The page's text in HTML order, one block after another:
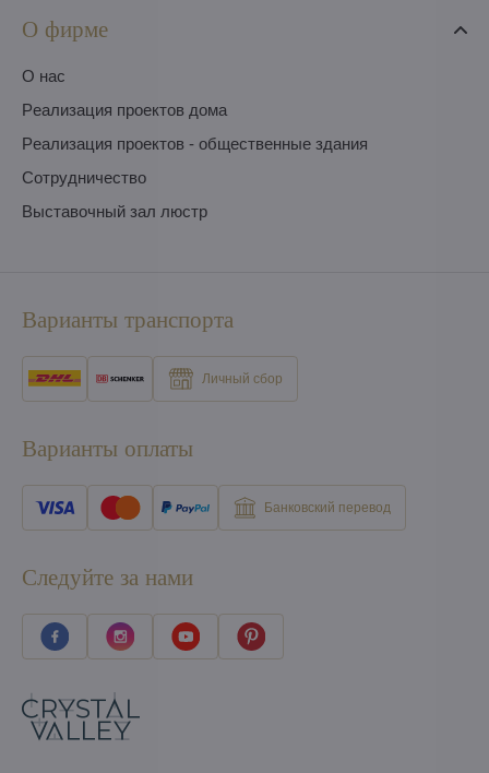
О фирме
O нас
Pеализация проектов дома
Pеализация проектов - общественные здания
Сотрудничество
Выставочный зал люстр
Варианты транспорта
Личный сбор
Варианты оплаты
Банковский перевод
Следуйте за нами